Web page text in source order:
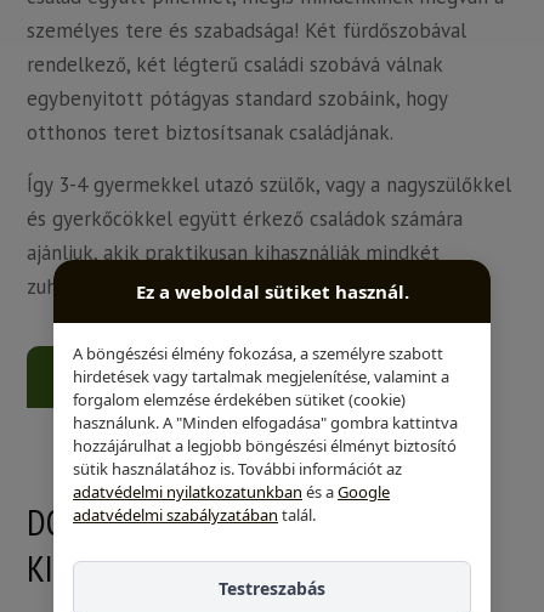
személyes tere és szabadsága! Két fürdőszobával
rendelkező, két légterű családi szobává válnak
egybenyitott pótágyas standard szobáink, hogy
otthonos teret biztosítsanak családjának.
Így 3-4 gyermekkel utazó szülők, vagy a nagyszülőkkel
és gyerkőcökkel együtt érkező családok számára
ajánljuk, akik praktikusan kihasználják mindkét
zuhanyzós fürdőszobát.
ÁRKALKULÁCIÓ ÉS FOGLALÁS
DOBOGÓ – EGYEDI KUCKÓ A
KICSIKNEK
Ez a weboldal sütiket használ.
A böngészési élmény fokozása, a személyre szabott
hirdetések vagy tartalmak megjelenítése, valamint a
forgalom elemzése érdekében sütiket (cookie)
használunk. A "Minden elfogadása" gombra kattintva
hozzájárulhat a legjobb böngészési élményt biztosító
sütik használatához is. További információt az
adatvédelmi nyilatkozatunkban és aGoogle
adatvédelmi szabályzatában talál.
Testreszabás